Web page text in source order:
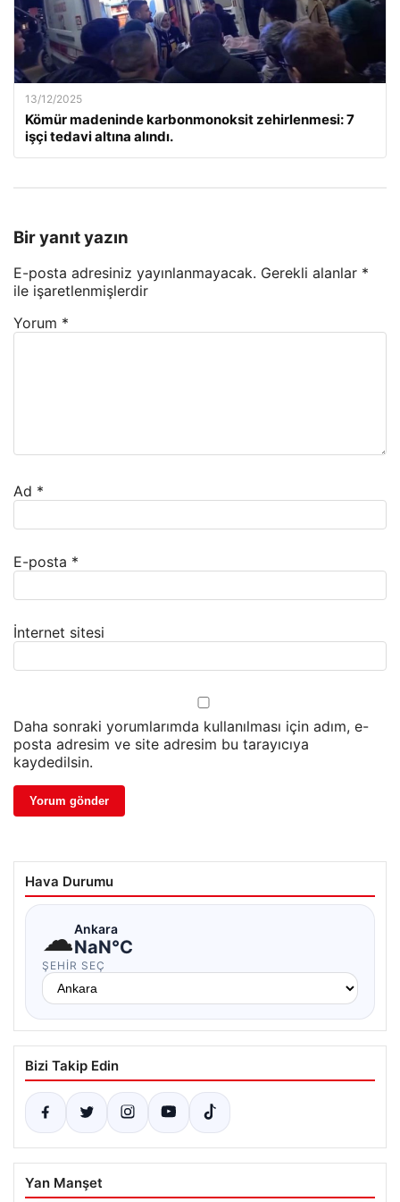
13/12/2025
Kömür madeninde karbonmonoksit zehirlenmesi: 7
işçi tedavi altına alındı.
Bir yanıt yazın
E-posta adresiniz yayınlanmayacak. Gerekli alanlar *
ile işaretlenmişlerdir
Yorum *
Ad *
E-posta *
İnternet sitesi
Daha sonraki yorumlarımda kullanılması için adım, e-
posta adresim ve site adresim bu tarayıcıya
kaydedilsin.
Hava Durumu
☁Ankara
NaN°C
ŞEHIR SEÇ
Bizi Takip Edin
Yan Manşet